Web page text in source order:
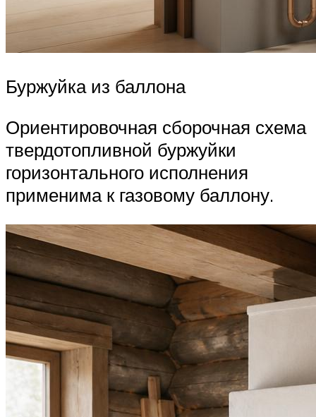
Буржуйка из баллона
Ориентировочная сборочная схема
твердотопливной буржуйки
горизонтального исполнения
применима к газовому баллону.